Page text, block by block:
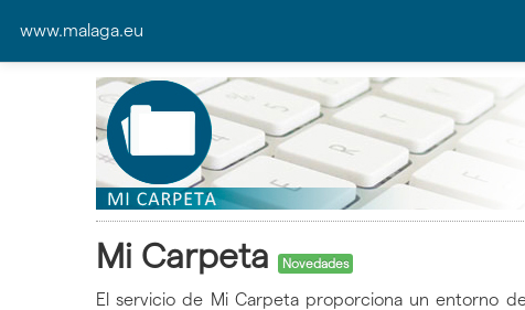
www.malaga.eu
Mi Carpeta Novedades
El servicio de Mi Carpeta proporciona un entorno